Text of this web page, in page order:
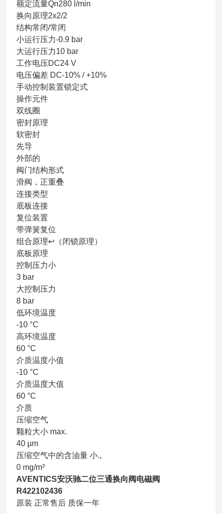
额定流量Qn280 l/min
换向原理2x2/2
结构常闭/常闭
小运行压力-0.9 bar
大运行压力10 bar
工作电压DC24 V
电压偏差 DC-10% / +10%
手动控制装置锁定式
操作元件
双线圈
密封原理
软密封
先导
外部的
阀门结构形式
滑阀，正重叠
连接类型
底板连接
复位装置
带弹簧复位
组合原理↩（闭锁原理）
底板原理
控制压力小
3 bar
大控制压力
8 bar
低环境温度
-10 °C
高环境温度
60 °C
介质温度小值
-10 °C
介质温度大值
60 °C
介质
压缩空气
颗粒大小 max.
40 µm
压缩空气中的含油量 小.,
0 mg/m³
AVENTICS安沃驰二位三通换向阀电磁阀
R422102436
原装 正常售后 质保一年